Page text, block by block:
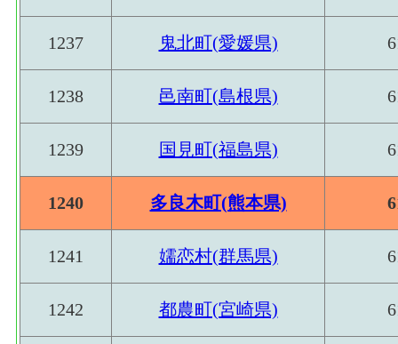
1237 鬼北町(愛媛県)
1238 邑南町(島根県)
1239 国見町(福島県)
1240 多良木町(熊本県)
1241 嬬恋村(群馬県)
1242 都農町(宮崎県)